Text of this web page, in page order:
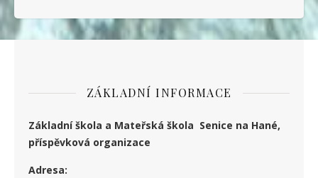
ZÁKLADNÍ INFORMACE
Základní škola a Mateřská škola Senice na Hané,
příspěvková organizace
Adresa: